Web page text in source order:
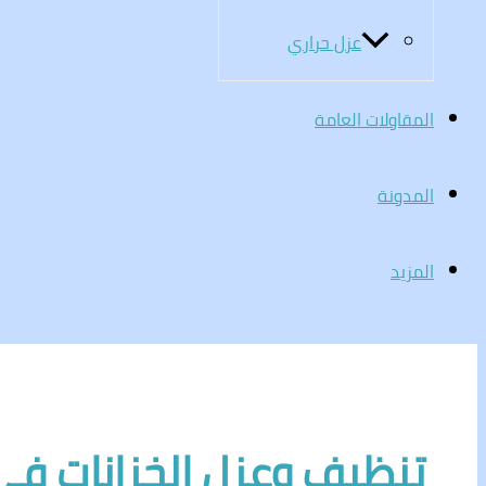
عزل حراري
المقاولات العامة
المدونة
المزيد